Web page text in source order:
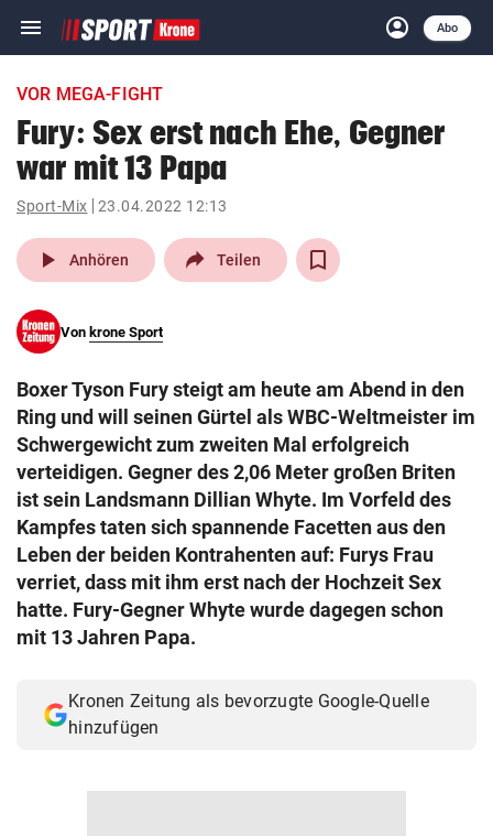
menu Navigation
ein-/ausklappen
account_circle
Anmelden
Abo
close Schließen
account_circle Anmelden
pin_drop
Wien arrow_right
search
eingeben
© Krone Multimedia GmbH & Co KG 2026
Muthgasse 2, 1190 Wien
VOR MEGA-FIGHT
Fury: Sex erst nach Ehe, Gegner
war mit 13 Papa
Sport-Mix 23.04.2022 12:13
play_arrow Anhören Teilen
Von krone Sport
Boxer Tyson Fury steigt am heute am Abend in den
Ring und will seinen Gürtel als WBC-Weltmeister im
Schwergewicht zum zweiten Mal erfolgreich
verteidigen. Gegner des 2,06 Meter großen Briten
ist sein Landsmann Dillian Whyte. Im Vorfeld des
Kampfes taten sich spannende Facetten aus den
Leben der beiden Kontrahenten auf: Furys Frau
verriet, dass mit ihm erst nach der Hochzeit Sex
hatte. Fury-Gegner Whyte wurde dagegen schon
mit 13 Jahren Papa.
Kronen Zeitung als bevorzugte Google-Quelle
hinzufügen